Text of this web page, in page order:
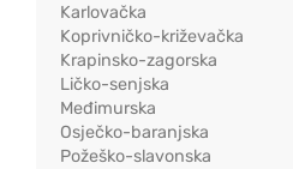
Karlovačka
Koprivničko-križevačka
Krapinsko-zagorska
Ličko-senjska
Međimurska
Osječko-baranjska
Požeško-slavonska